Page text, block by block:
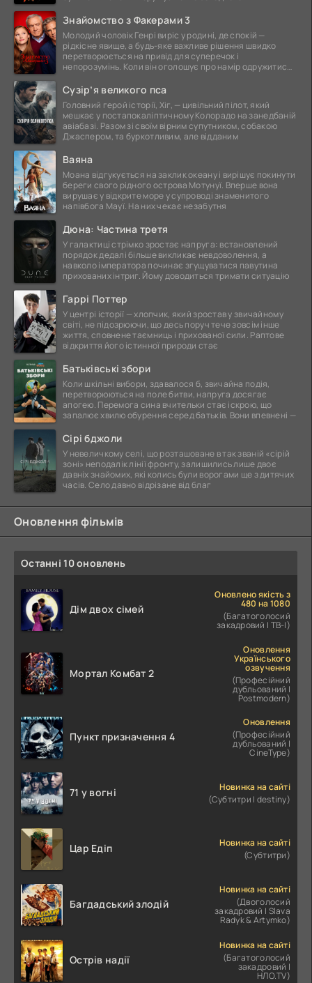
Знайомство з Факерами 3
Молодий чоловік Генрі виріс у родині, де спокій —
рідкісне явище, а будь-яке важливе рішення швидко
перетворюється на привід для суперечок і
непорозумінь. Коли він оголошує про намір одружитися,
Сузір’я великого пса
Головний герой історії, Хіг, — цивільний пілот, який
мешкає у постапокаліптичному Колорадо на занедбаній
авіабазі. Разом зі своїм вірним супутником, собакою
Джаспером, та буркотливим, але відданим
Ваяна
Моана відгукується на заклик океану і вирішує покинути
береги свого рідного острова Мотунуї. Вперше вона
вирушає у відкрите море у супроводі знаменитого
напівбога Мауї. На них чекає незабутня
Дюна: Частина третя
У галактиці стрімко зростає напруга: встановлений
порядок дедалі більше викликає невдоволення, а
навколо імператора починає згущуватися павутина
прихованих інтриг. Йому доводиться тримати ситуацію
Гаррі Поттер
У центрі історії — хлопчик, який зростав у звичайному
світі, не підозрюючи, що десь поруч тече зовсім інше
життя, сповнене таємниць і прихованої сили. Раптове
відкриття його істинної природи стає
Батьківські збори
Коли шкільні вибори, здавалося б, звичайна подія,
перетворюються на поле битви, напруга досягає
апогею. Перемога сина вчительки стає іскрою, що
запалює хвилю обурення серед батьків. Вони впевнені —
Сірі бджоли
У невеличкому селі, що розташоване в так званій «сірій
зоні» неподалік лінії фронту, залишились лише двоє
давніх знайомих, які колись були ворогами ще з дитячих
часів. Село давно відрізане від благ
Оновлення фільмів
Останні 10 оновлень
Дім двох сімей
Оновлено якість з
480 на 1080
(Багатоголосий
закадровий | ТВ-І)
Мортал Комбат 2
Оновлення
Українського
озвучення
(Професійний
дубльований |
Postmodern)
Пункт призначення 4
Оновлення
(Професійний
дубльований |
CineType)
71 у вогні
Новинка на сайті
(Субтитри | destiny)
Цар Едіп
Новинка на сайті
(Субтитри)
Багдадський злодій
Новинка на сайті
(Двоголосий
закадровий | Slava
Radyk & Artymko)
Острів надії
Новинка на сайті
(Багатоголосий
закадровий |
НЛО.TV)